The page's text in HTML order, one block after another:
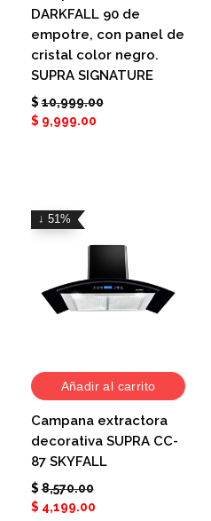
DARKFALL 90 de
empotre, con panel de
cristal color negro.
SUPRA SIGNATURE
$ 10,999.00
$ 9,999.00
↓ 51%
Añadir al carrito
Campana extractora
decorativa SUPRA CC-
87 SKYFALL
$ 8,570.00
$ 4,199.00